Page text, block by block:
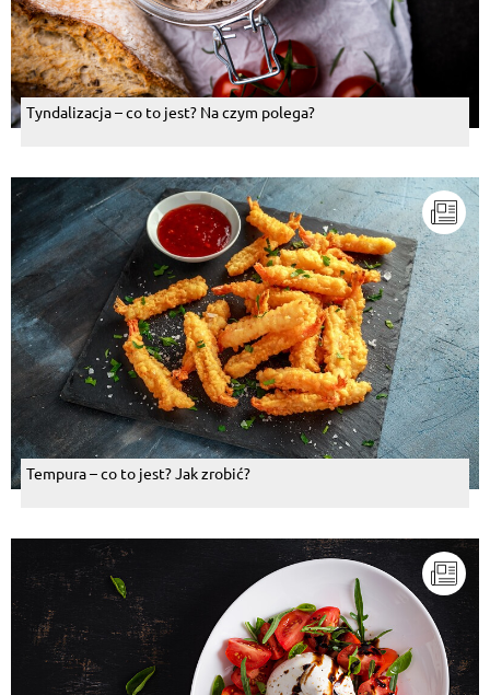
Tyndalizacja – co to jest? Na czym polega?
Tempura – co to jest? Jak zrobić?